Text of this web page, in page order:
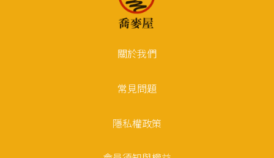
關於我們
常見問題
隱私權政策